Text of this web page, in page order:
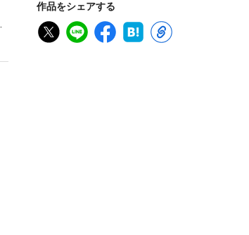
作品をシェアする